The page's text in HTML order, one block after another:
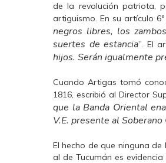
de la revolución patriota,
artiguismo. En su artículo
negros libres, los
suertes de estancia”. El
hijos. Serán igualmente
Cuando Artigas tomó
1816, escribió al Director
que la Banda Oriental
V.E. presente al
El hecho de que ninguna de
al de Tucumán es